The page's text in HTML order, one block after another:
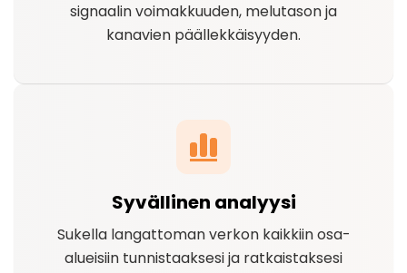
signaalin voimakkuuden, melutason ja
kanavien päällekkäisyyden.
Syvällinen analyysi
Sukella langattoman verkon kaikkiin osa-
alueisiin tunnistaaksesi ja ratkaistaksesi